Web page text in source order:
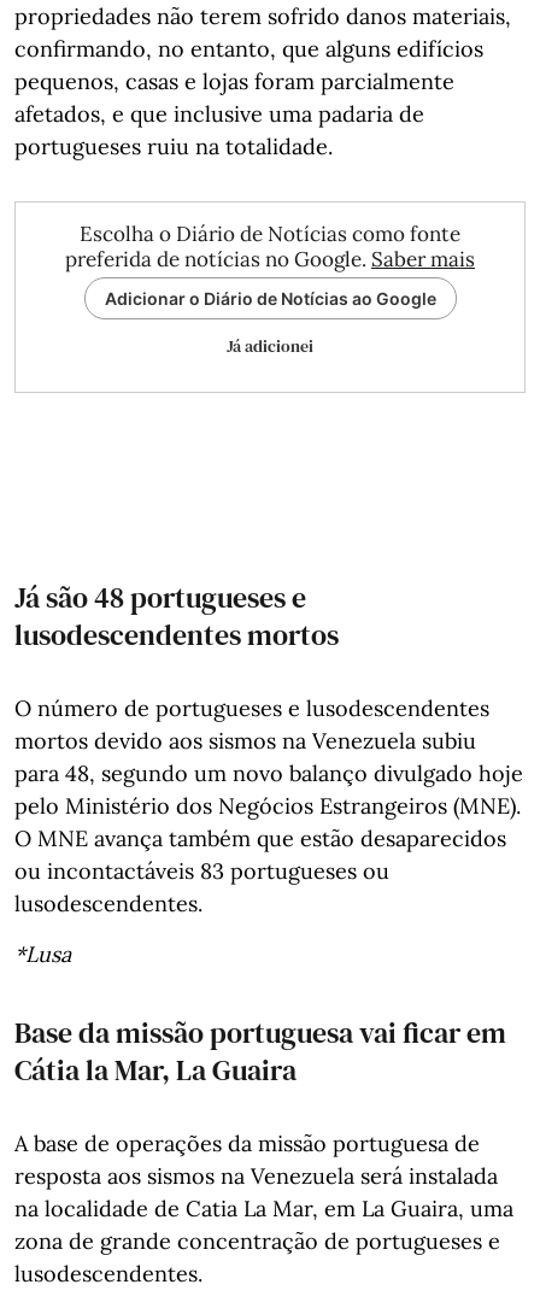
propriedades não terem sofrido danos materiais,
confirmando, no entanto, que alguns edifícios
pequenos, casas e lojas foram parcialmente
afetados, e que inclusive uma padaria de
portugueses ruiu na totalidade.
Escolha o Diário de Notícias como fonte
preferida de notícias no Google. Saber mais
Adicionar o Diário de Notícias ao Google
Já adicionei
Já são 48 portugueses e
lusodescendentes mortos
O número de portugueses e lusodescendentes
mortos devido aos sismos na Venezuela subiu
para 48, segundo um novo balanço divulgado hoje
pelo Ministério dos Negócios Estrangeiros (MNE).
O MNE avança também que estão desaparecidos
ou incontactáveis 83 portugueses ou
lusodescendentes.
*Lusa
Base da missão portuguesa vai ficar em
Cátia la Mar, La Guaira
A base de operações da missão portuguesa de
resposta aos sismos na Venezuela será instalada
na localidade de Catia La Mar, em La Guaira, uma
zona de grande concentração de portugueses e
lusodescendentes.